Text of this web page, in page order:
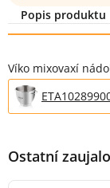
Popis produktu
Víko mixovaxí
Ostatní zaujalo